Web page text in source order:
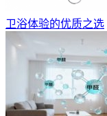
卫浴体验的优质之选